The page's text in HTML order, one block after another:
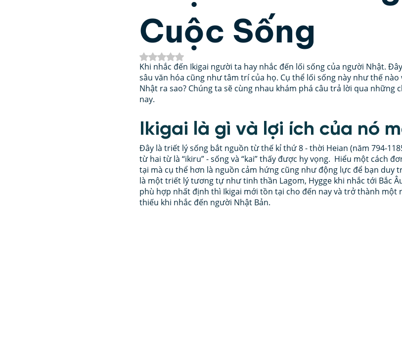
Phát Triển Bản Thân Nhân Tướng Học Lãnh Đạo Doanh Nghiệp
Kinh Dịch Thần số học và DISC Trí tuệ cảm xúc Trần Việt
Cuộc Sống
Đã xếp hạng NaN/5 sao.
Khi nhắc đến Ikigai người ta hay nhắc đến lối sống của người Nhật.
sâu văn hóa cũng như tâm trí của họ. Cụ thể lối sống này như thế
Nhật ra sao? Chúng ta sẽ cùng nhau khám phá câu trả lời qua những
nay.
Ikigai là gì và lợi ích của nó
Đây là triết lý sống bắt nguồn từ thế kỉ thứ 8 - thời Heian (năm 794-
từ hai từ là “ikiru” - sống và “kai” thấy được hy vọng.  Hiểu một cách
tại mà cụ thể hơn là nguồn cảm hứng cũng như động lực để bạn duy
là một triết lý tương tự như tinh thần Lagom, Hygge khi nhắc tới Bắc
phù hợp nhất định thì Ikigai mới tồn tại cho đến nay và trở thành một
thiếu khi nhắc đến người Nhật Bản.